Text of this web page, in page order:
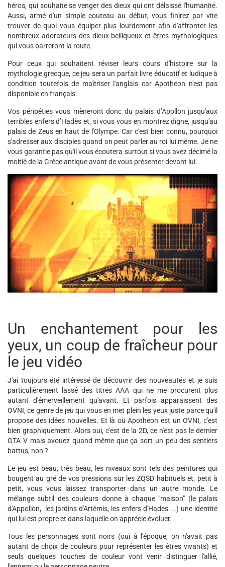
héros, qui souhaite se venger des dieux qui ont délaissé l'humanité.
Aussi, armé d'un simple couteau au début, vous finirez par vite
trouver de quoi vous équiper plus lourdement afin d'affronter les
nombreux adorateurs des dieux belliqueux et êtres mythologiques
qui vous barreront la route.
Pour ceux qui souhaitent réviser leurs cours d'histoire sur la
mythologie grecque, ce jeu sera un parfait livre éducatif et ludique à
condition toutefois de maîtriser l'anglais car Apotheon n'est pas
disponible en français.
Vos péripéties vous mèneront donc du palais d’Apollon jusqu'aux
terribles enfers d’Hadès et, si vous vous en montrez digne, jusqu'au
palais de Zeus en haut de l'Olympe. Car c'est bien connu, pourquoi
s'adresser aux disciples quand on peut parler au roi lui même. Je ne
vous garantie pas qu'il vous écoutera surtout si vous avez décimé la
moitié de la Grèce antique avant de vous présenter devant lui.
Un enchantement pour les
yeux, un coup de fraîcheur pour
le jeu vidéo
J'ai toujours été intéressé de découvrir des nouveautés et je suis
particulièrement lassé des titres AAA qui ne me procurent plus
autant d'émerveillement qu'avant. Et parfois apparaissent des
OVNI, ce genre de jeu qui vous en met plein les yeux juste parce qu'il
propose des idées nouvelles. Et là où Apotheon est un OVNI, c'est
bien graphiquement. Alors oui, c'est de la 2D, ce n'est pas le dernier
GTA V mais avouez quand même que ça sort un peu des sentiers
battus, non ?
Le jeu est beau, très beau, les niveaux sont tels des peintures qui
bougent au gré de vos pressions sur les ZQSD habituels et, petit à
petit, vous vous laissez transporter dans un autre monde. Le
mélange subtil des couleurs donne à chaque "maison" (le palais
d'Appollon, les jardins d'Artémis, les enfers d'Hades ...) une identité
qui lui est propre et dans laquelle on apprécie évoluer.
Tous les personnages sont noirs (oui à l'époque, on n'avait pas
autant de choix de couleurs pour représenter les êtres vivants) et
seuls quelques touches de couleur vont venir distinguer l'allié,